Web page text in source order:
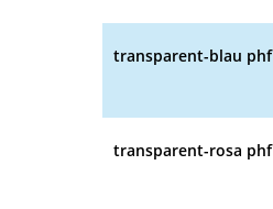
transparent-blau phf
transparent-rosa phf